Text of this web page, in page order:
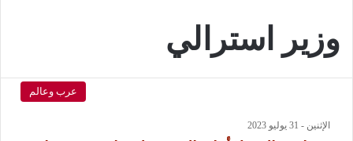
وزير استرالي
عرب وعالم
الإثنين - 31 يوليو 2023